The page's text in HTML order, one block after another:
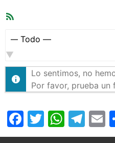
Mostrar:
Lo sentimos, no
Por favor, prueba un
Facebook
Twitter